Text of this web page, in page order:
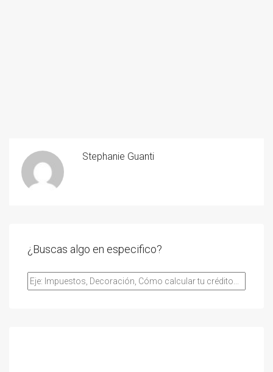
Stephanie Guanti
¿Buscas algo en especifico?